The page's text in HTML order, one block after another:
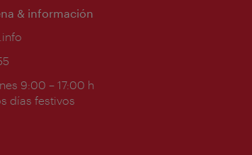
& información
9:00 – 17:00 h
días festivos